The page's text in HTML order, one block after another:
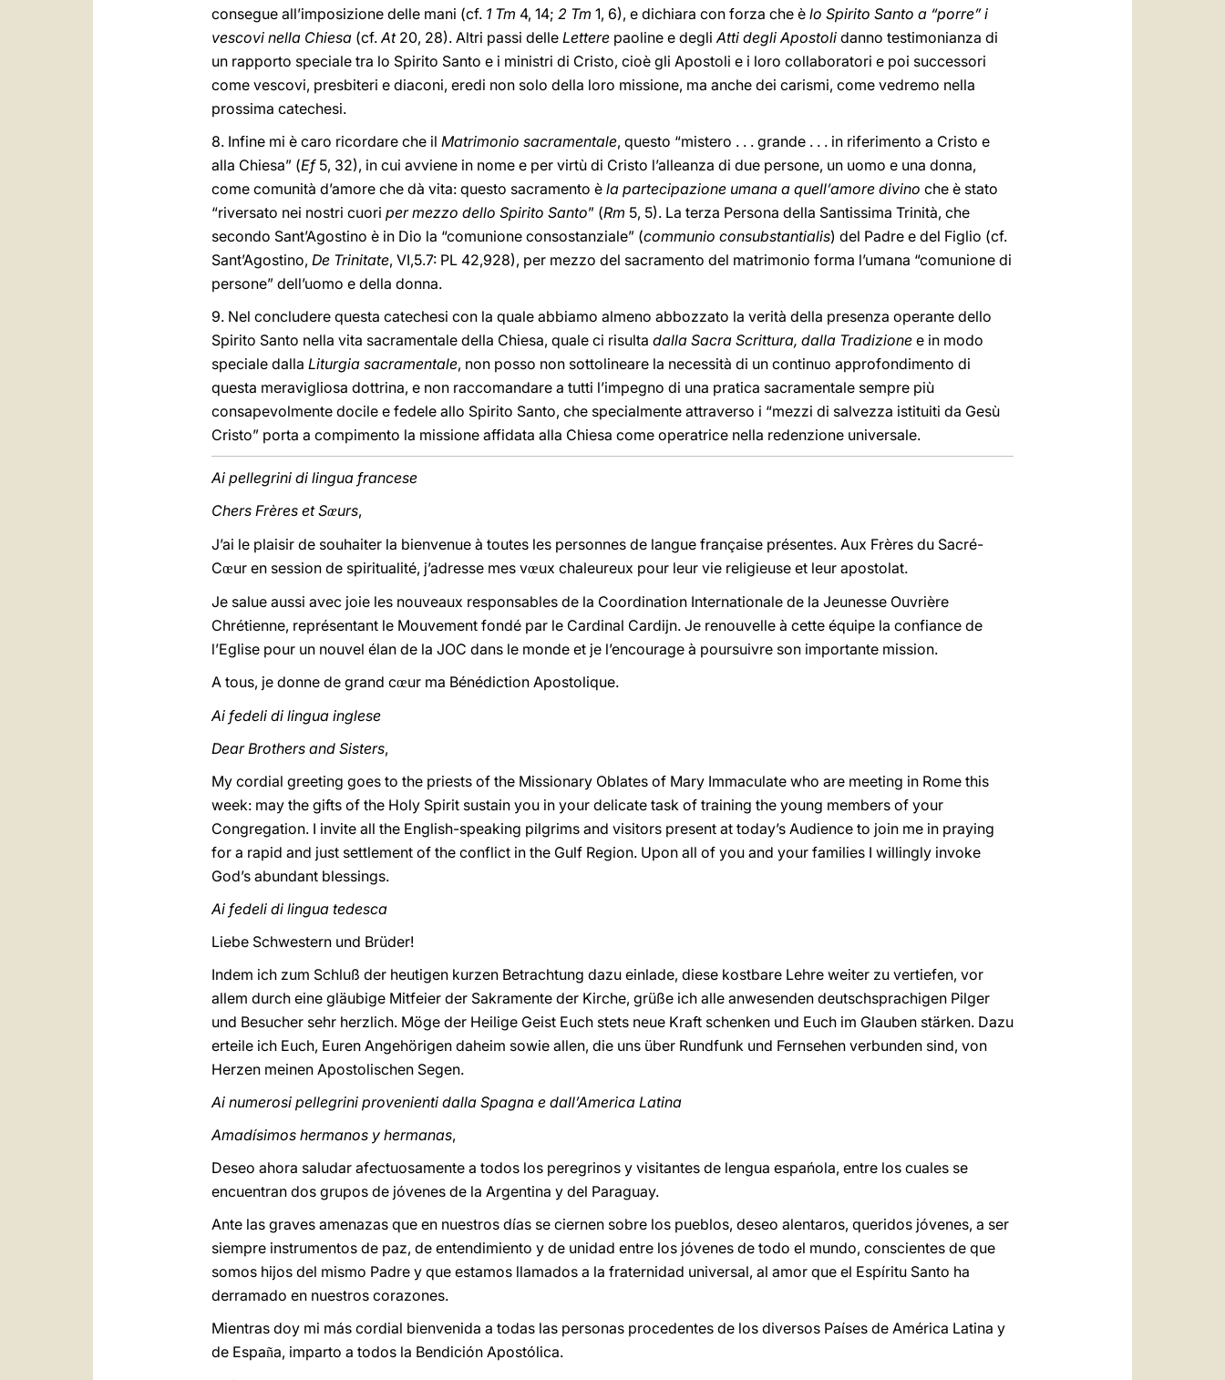
consegue all’imposizione delle mani (cf. 1 Tm 4, 14; 2 Tm 1, 6), e dichiara con forza che è lo Spirito Santo a “porre” i
vescovi nella Chiesa (cf.At20, 28). Altri passi delle Lettere paoline e degliAtti degli Apostoli danno testimonianza di
un rapporto speciale tra lo Spirito Santo e i ministri di Cristo, cioè gli Apostoli e i loro collaboratori e poi successori
come vescovi, presbiteri e diaconi, eredi non solo della loro missione, ma anche dei carismi, come vedremo nella
prossima catechesi.
8. Infine mi è caro ricordare che il Matrimonio sacramentale, questo “mistero . . . grande . . . in riferimento a Cristo e
alla Chiesa” (Ef5, 32), in cui avviene in nome e per virtù di Cristo l’alleanza di due persone, un uomo e una donna,
come comunità d’amore che dà vita: questo sacramento è la partecipazione umana a quell’amore divino che è stato
“riversato nei nostri cuori per mezzo dello Spirito Santo” (Rm 5, 5). La terza Persona della Santissima Trinità, che
secondo Sant’Agostino è in Dio la “comunione consostanziale” (communio consubstantialis) del Padre e del Figlio (cf.
Sant’Agostino, De Trinitate, VI,5.7: PL 42,928), per mezzo del sacramento del matrimonio forma l’umana “comunione di
persone” dell’uomo e della donna.
9. Nel concludere questa catechesi con la quale abbiamo almeno abbozzato la verità della presenza operante dello
Spirito Santo nella vita sacramentale della Chiesa, quale ci risulta dalla Sacra Scrittura, dalla Tradizione e in modo
speciale dalla Liturgia sacramentale, non posso non sottolineare la necessità di un continuo approfondimento di
questa meravigliosa dottrina, e non raccomandare a tutti l’impegno di una pratica sacramentale sempre più
consapevolmente docile e fedele allo Spirito Santo, che specialmente attraverso i “mezzi di salvezza istituiti da Gesù
Cristo” porta a compimento la missione affidata alla Chiesa come operatrice nella redenzione universale.
Ai pellegrini di lingua francese
Chers Frères et Sœurs,
J’ai le plaisir de souhaiter la bienvenue à toutes les personnes de langue française présentes. Aux Frères du Sacré-
Cœur en session de spiritualité, j’adresse mes vœux chaleureux pour leur vie religieuse et leur apostolat.
Je salue aussi avec joie les nouveaux responsables de la Coordination Internationale de la Jeunesse Ouvrière
Chrétienne, représentant le Mouvement fondé par le Cardinal Cardijn. Je renouvelle à cette équipe la confiance de
l’Eglise pour un nouvel élan de la JOC dans le monde et je l’encourage à poursuivre son importante mission.
A tous, je donne de grand cœur ma Bénédiction Apostolique.
Ai fedeli di lingua inglese
Dear Brothers and Sisters,
My cordial greeting goes to the priests of the Missionary Oblates of Mary Immaculate who are meeting in Rome this
week: may the gifts of the Holy Spirit sustain you in your delicate task of training the young members of your
Congregation. I invite all the English-speaking pilgrims and visitors present at today’s Audience to join me in praying
for a rapid and just settlement of the conflict in the Gulf Region. Upon all of you and your families I willingly invoke
God’s abundant blessings.
Ai fedeli di lingua tedesca
Liebe Schwestern und Brüder!
Indem ich zum Schluß der heutigen kurzen Betrachtung dazu einlade, diese kostbare Lehre weiter zu vertiefen, vor
allem durch eine gläubige Mitfeier der Sakramente der Kirche, grüße ich alle anwesenden deutschsprachigen Pilger
und Besucher sehr herzlich. Möge der Heilige Geist Euch stets neue Kraft schenken und Euch im Glauben stärken. Dazu
erteile ich Euch, Euren Angehörigen daheim sowie allen, die uns über Rundfunk und Fernsehen verbunden sind, von
Herzen meinen Apostolischen Segen.
Ai numerosi pellegrini provenienti dalla Spagna e dall’America Latina
Amadísimos hermanos y hermanas,
Deseo ahora saludar afectuosamente a todos los peregrinos y visitantes de lengua espańola, entre los cuales se
encuentran dos grupos de jóvenes de la Argentina y del Paraguay.
Ante las graves amenazas que en nuestros días se ciernen sobre los pueblos, deseo alentaros, queridos jóvenes, a ser
siempre instrumentos de paz, de entendimiento y de unidad entre los jóvenes de todo el mundo, conscientes de que
somos hijos del mismo Padre y que estamos llamados a la fraternidad universal, al amor que el Espíritu Santo ha
derramado en nuestros corazones.
Mientras doy mi más cordial bienvenida a todas las personas procedentes de los diversos Países de América Latina y
de España, imparto a todos la Bendición Apostólica.